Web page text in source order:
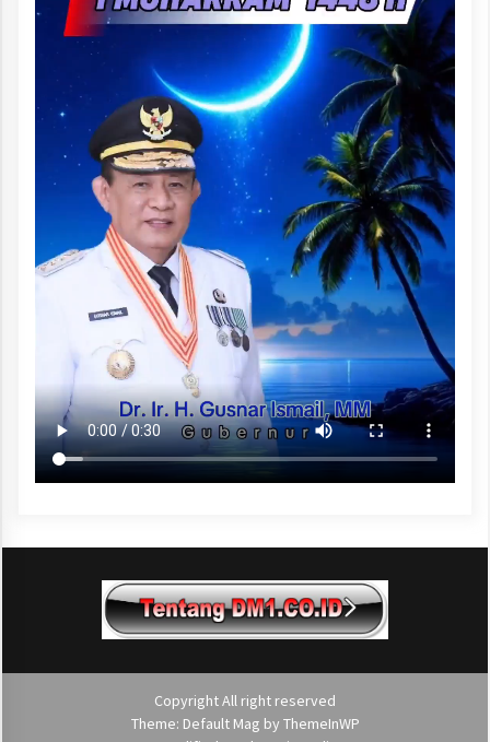
Copyright All right reserved
Theme: Default Mag by ThemeInWP